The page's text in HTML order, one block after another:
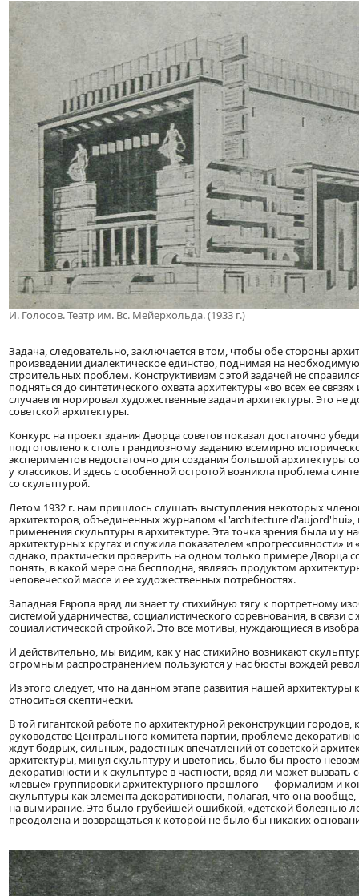
И. Голосов. Театр им. Вс. Мейерхольда. (1933 г.)
Задача, следовательно, заключается в том, чтобы обе стороны
произведении диалектическое единство, поднимая на
строительных проблем. Конструктивизм с этой задачей не
подняться до синтетического охвата архитектуры «во всех ее
случаев игнорировал художественные задачи архитектуры. Это
советской архитектуры.
Конкурс на проект здания Дворца советов показал достаточно
подготовлено к столь грандиозному заданию всемирно
экспериментов недостаточно для создания большой архитектуры
у классиков. И здесь с особенной остротой возникла проблема
со скульптурой.
Летом 1932 г. нам пришлось слушать выступления некоторых
архитекторов, объединенных журналом «L'architecture
применения скульптуры в архитектуре. Эта точка зрения была и у
архитектурных кругах и служила показателем «прогрессивности»
однако, практически проверить на одном только примере Дворца
понять, в какой мере она бесплодна, являясь продуктом
человеческой массе и ее художественных потребностях.
Западная Европа вряд ли знает ту стихийную тягу к портретному
системой ударничества, социалистического соревнования, в
социалистической стройкой. Это все мотивы, нуждающиеся в
И действительно, мы видим, как у нас стихийно возникают
огромным распространением пользуются у нас бюсты вождей
Из этого следует, что на данном этапе развития нашей
относиться скептически.
В той гигантской работе по архитектурной реконструкции
руководстве Центрального комитета партии, проблеме
ждут бодрых, сильных, радостных впечатлений от советской
архитектуры, минуя скульптуру и цветопись, было бы просто
декоративности и к скульптуре в частности, вряд ли может
«левые» группировки архитектурного прошлого — формализм и
скульптуры как элемента декоративности, полагая, что она
на вымирание. Это было грубейшей ошибкой, «детской болезнью
преодолена и возвращаться к которой не было бы никаких